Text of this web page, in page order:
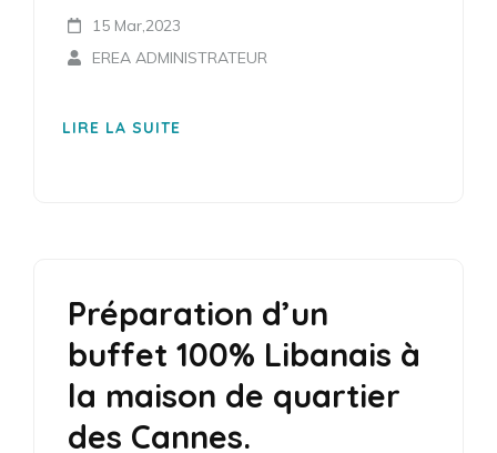
15 Mar,2023
EREA ADMINISTRATEUR
LIRE LA SUITE
Préparation d’un
buffet 100% Libanais à
la maison de quartier
des Cannes.